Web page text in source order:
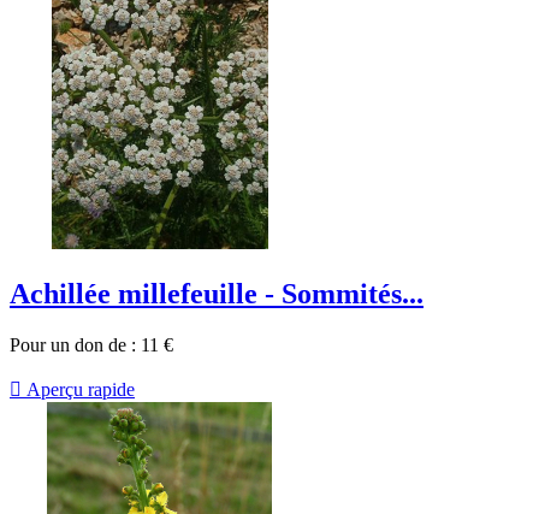
Achillée millefeuille - Sommités...
Pour un don de : 11 €
 Aperçu rapide